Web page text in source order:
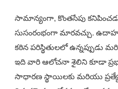
సామాన్యంగా, కొంతసేపు
సుసంరంభంగా మారవచ్చు.
కఠిన పరిస్థితులలో
ఇది వారి ఆలోచనా శైలిని కూడా
సాధారణ స్థాయిలకు మరియు